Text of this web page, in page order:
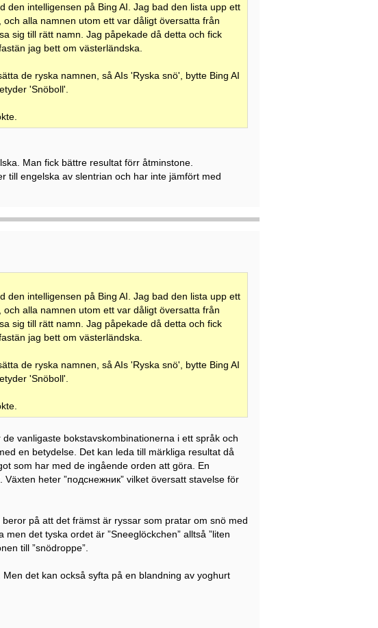
den intelligensen på Bing AI. Jag bad den lista upp ett
alla namnen utom ett var dåligt översatta från
sig till rätt namn. Jag påpekade då detta och fick
jag bett om västerländska.
de ryska namnen, så AIs 'Ryska snö', bytte Bing AI
'Snöboll'.
Man fick bättre resultat förr åtminstone.
till engelska av slentrian och har inte jämfört med
den intelligensen på Bing AI. Jag bad den lista upp ett
alla namnen utom ett var dåligt översatta från
sig till rätt namn. Jag påpekade då detta och fick
jag bett om västerländska.
de ryska namnen, så AIs 'Ryska snö', bytte Bing AI
'Snöboll'.
vanligaste bokstavskombinationerna i ett språk och
en betydelse. Det kan leda till märkliga resultat då
som har med de ingående orden att göra. En
Växten heter ”подснежник” vilket översatt stavelse för
på att det främst är ryssar som pratar om snö med
det tyska ordet är ”Sneeglöckchen” alltså ”liten
till ”snödroppe”.
det kan också syfta på en blandning av yoghurt